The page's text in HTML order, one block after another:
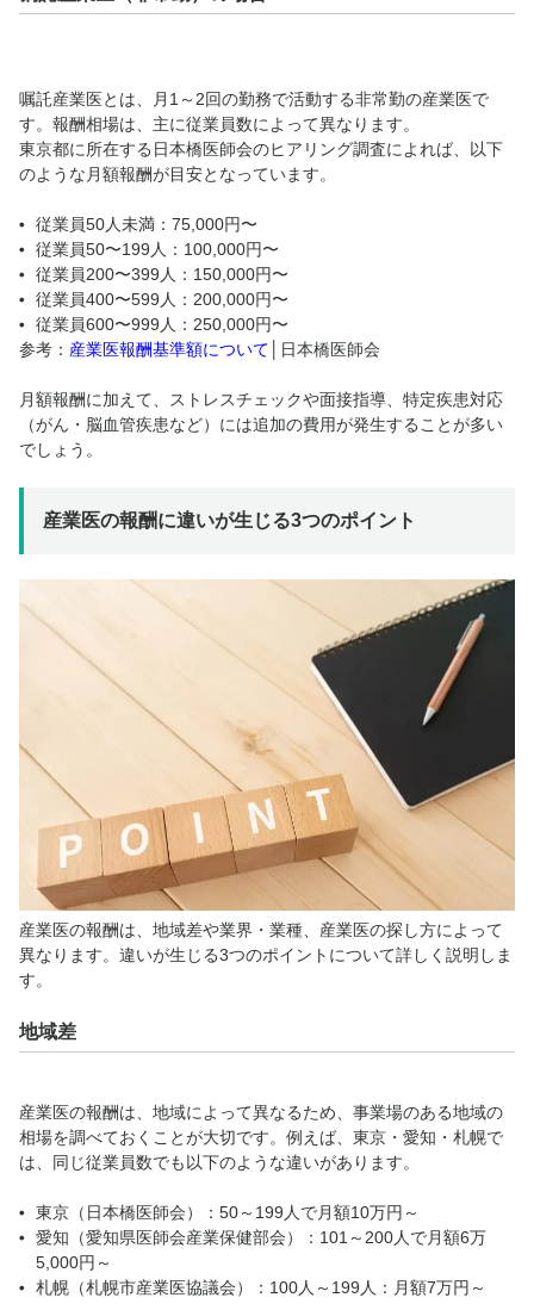
嘱託産業医とは、月1～2回の勤務で活動する非常勤の産業医で
す。報酬相場は、主に従業員数によって異なります。
東京都に所在する日本橋医師会のヒアリング調査によれば、以下
のような月額報酬が目安となっています。
従業員50人未満：75,000円〜
従業員50〜199人：100,000円〜
従業員200〜399人：150,000円〜
従業員400〜599人：200,000円〜
従業員600〜999人：250,000円〜
参考： 産業医報酬基準額について │日本橋医師会
月額報酬に加えて、ストレスチェックや面接指導、特定疾患対応
（がん・脳血管疾患など）には追加の費用が発生することが多い
でしょう。
産業医の報酬に違いが生じる3つのポイント
産業医の報酬は、地域差や業界・業種、産業医の探し方によって
異なります。違いが生じる3つのポイントについて詳しく説明しま
す。
地域差
産業医の報酬は、地域によって異なるため、事業場のある地域の
相場を調べておくことが大切です。例えば、東京・愛知・札幌で
は、同じ従業員数でも以下のような違いがあります。
東京（日本橋医師会）：50～199人で月額10万円～
愛知（愛知県医師会産業保健部会）：101～200人で月額6万
5,000円～
札幌（札幌市産業医協議会）：100人～199人：月額7万円～